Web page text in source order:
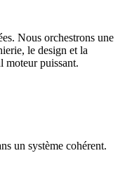
Nous orchestrons une
le design et la
moteur puissant.
un système cohérent.